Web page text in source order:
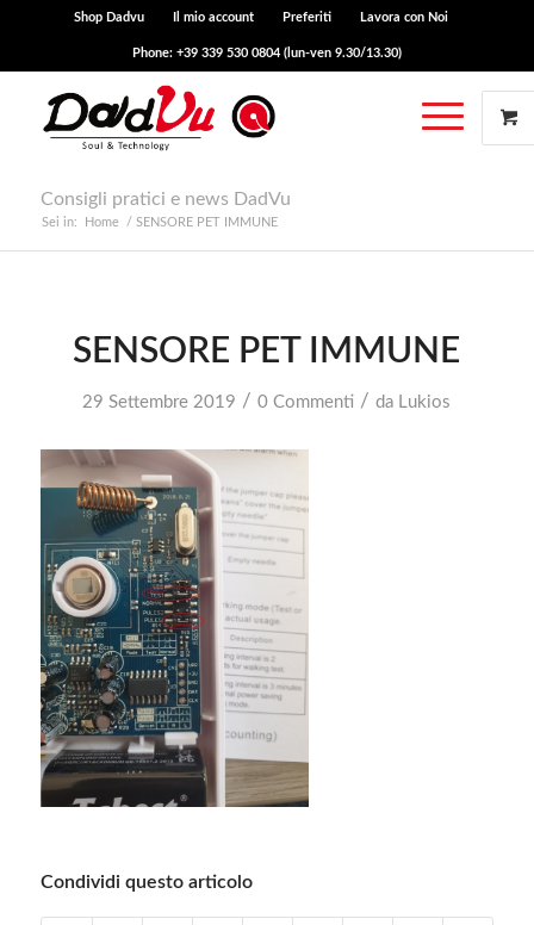
Shop Dadvu Il mio account Preferiti Lavora con Noi
Phone: +39 339 530 0804 (lun-ven 9.30/13.30)
Consigli pratici e news DadVu
Sei in: Home / SENSORE PET IMMUNE
SENSORE PET IMMUNE
29 Settembre 2019 / 0 Commenti / da Lukios
Condividi questo articolo